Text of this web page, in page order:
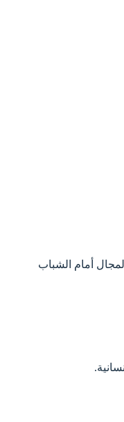
أمام الشباب